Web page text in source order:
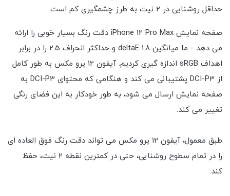
حداقل روشنایی در 2 نیت به طرز چشمگیری کم است.
صفحه نمایش iPhone 12 Pro Max دقت رنگ بسیار خوبی را ارائه
می دهد - ما میانگین deltaE 1.8 و حداکثر انحراف 2.5 را در برابر
اهداف sRGB اندازه گیری کردیم. آیفون 12 پرو مکس به طور کامل
از DCI-P3 پشتیبانی می کند و هنگامی که محتوای DCI-P3 به
صفحه نمایش ارسال می شود، به طور خودکار به این فضای رنگی
تغییر می کند.
طبق معمول، آیفون 12 پرو مکس می تواند دقت رنگ فوق العاده ای
را در تمام سطوح روشنایی، حتی در کمترین نقطه 2 نیت، حفظ
کند.